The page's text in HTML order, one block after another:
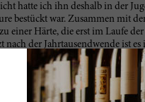
hatte ich ihn deshalb in der
bestückt war. Zusammen mit
einer Härte, die erst im Laufe
der Jahrtausendwende ist
einen Wein mehr als 5 Stunden
ins Jahr 2010 zuwarten.
zwischen 1961
werden müssen. Nur gab es